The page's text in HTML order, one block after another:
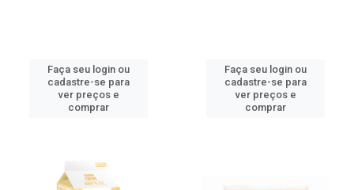
Faça seu login ou
cadastre-se para
ver preços e
comprar
Faça seu login ou
cadastre-se para
ver preços e
comprar